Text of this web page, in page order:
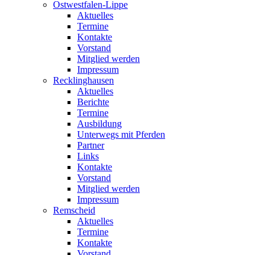
Ostwestfalen-Lippe
Aktuelles
Termine
Kontakte
Vorstand
Mitglied werden
Impressum
Recklinghausen
Aktuelles
Berichte
Termine
Ausbildung
Unterwegs mit Pferden
Partner
Links
Kontakte
Vorstand
Mitglied werden
Impressum
Remscheid
Aktuelles
Termine
Kontakte